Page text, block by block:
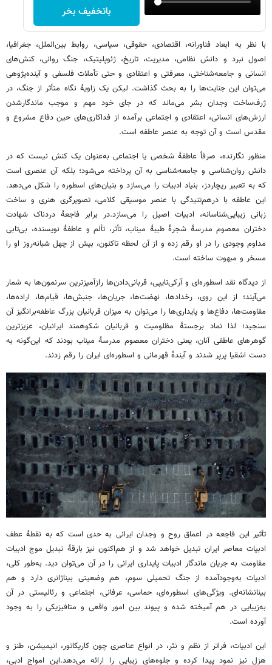
باتخفیف بخر
با نظر به ابعاد فناورانه، اقتصادی، حقوقی، سیاسی، روابط بین‌الملل، جغرافیا،
اصول نبرد و دانش نظامی، مدیریت، تاریخ، ژئوپلیتیک، جنگ روانی، کنش‌های
انسانی و جامعه‌شناختی، معرفتی و اعتقادی و حتی تأملات فلسفی و آینده‌پژوهی
می‌توان این جنایت‌ها را به بحث گذاشت. لیکن یک زاویۀ نگاه متأثر از جنگ، در
ژرف‌ساخت وجدان بشر می‌ماند که در جای خود مهم و موجب ماندگارشدن
ارزش‌های انسانی، اعتقادی و اجتماعی برآمده از فداکاری‌های حین دفاع مشروع و
مقدس است و آن توجه به عنصر عاطفه است.
منظور نگارنده، صرفاً عاطفۀ شخصی یا اجتماعی به‌عنوان یک کنش نیست که در
دانش روان‌شناسی و جامعه‌شناسی به آن پرداخته می‌شود؛ بلکه آن عنصری است
که به تعبیر ریچاردز، بنیاد ادبیات را می‌سازد و بنیان‌های اسطوره را شکل می‌دهد.
این عاطفه با درهم‌تنیدگی با عنصر موسیقی کلامی، تصویرگری هنری و ساخت
زبانی زیبایی‌شناسانه، ادبیات اصیل را می‌سازد.در برابر فاجعۀ دردناک شهادت
دختران معصوم مدرسۀ شجرۀ طیبۀ میناب، تأثر، تألم و عاطفۀ نویسنده، بی‌تابی
مداوم وجودی را در او رقم زده و از آن لحظه تاکنون، بیش از چهل شبانه‌روز او را
مسخر و مبهوت ساخته است.
از دیدگاه نقد اسطوره‌ای و آرکی‌تایپی، قربانی‌دادن‌ها رازآمیزترین سرنمون‌ها به شمار
می‌آیند؛ از این روی، رخدادها، نهضت‌ها، جریان‌ها، جنبش‌ها، قیام‌ها، اراده‌ها،
مقاومت‌ها، دفاع‌ها و پایداری‌ها را می‌توان به میزان قربانیان بزرگ عاطفه‌برانگیز آن
سنجید؛ لذا نماد برجستۀ مظلومیت و قربانیان شکوهمند ایرانیان، عزیزترین
گوهرهای عاطفی آنان، یعنی دختران معصوم مدرسۀ میناب بودند که این‌گونه به
دست اشقیا پرپر شدند و آیندۀ قهرمانی و اسطوره‌ای ایران را رقم زدند.
تأثیر این فاجعه در اعماق روح و وجدان ایرانی به حدی است که به نقطۀ عطف
ادبیات معاصر ایران تبدیل خواهد شد و از هم‌اکنون نیز بارقۀ تبدیل موج ادبیات
مقاومت به جریان ماندگار ادبیات پایداری ایرانی را در آن می‌توان دید. به‌طور کلی،
ادبیات به‌وجودآمده از جنگ تحمیلی سوم، هم وضعیتی بیناژانری دارد و هم
بینانشانه‌ای. ویژگی‌های اسطوره‌ای، حماسی، عرفانی، اجتماعی و رئالیستی در آن
به‌زیبایی در هم آمیخته شده و پیوند بین امور واقعی و متافیزیکی را به ‌وجود
آورده است.
این ادبیات، فراتر از نظم و نثر، در انواع عناصری چون کاریکاتور، انیمیشن، طنز و
هزل نیز نمود پیدا کرده و جلوه‌های زیبایی را ارائه می‌دهد.این امواج ادبی،